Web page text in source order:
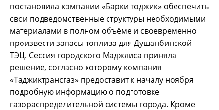
постановила компании «Барки тоджик» обеспечить
свои подведомственные структуры необходимыми
материалами в полном объёме и своевременно
произвести запасы топлива для Душанбинской
ТЭЦ. Сессия городского Маджлиса приняла
решение, согласно которому компания
«Таджиктрансгаз» предоставит к началу ноября
подробную информацию о подготовке
газораспределительной системы города. Кроме